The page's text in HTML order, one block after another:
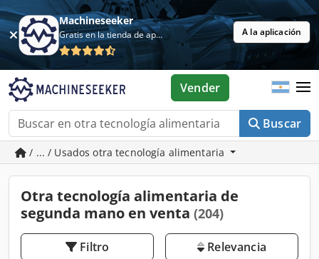
Machineseeker
Gratis en la tienda de aplicaciones A la aplicación
Buscar
Vender
/ ... / Usados otra tecnología alimentaria
Otra tecnología alimentaria de
segunda mano en venta (204)
Filtro Relevancia